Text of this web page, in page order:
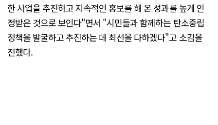
한 사업을 추진하고 지속적인 홍보를 해 온 성과를 높게 인
정받은 것으로 보인다"면서 "시민들과 함께하는 탄소중립
정책을 발굴하고 추진하는 데 최선을 다하겠다"고 소감을
전했다.